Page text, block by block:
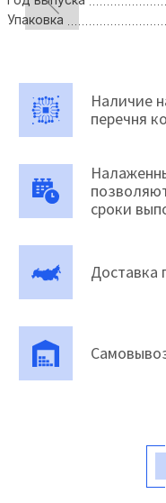
Упаковка
Наличие
перечня
сроки
Доставка